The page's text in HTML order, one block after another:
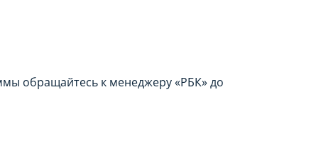
обращайтесь к менеджеру «РБК» до